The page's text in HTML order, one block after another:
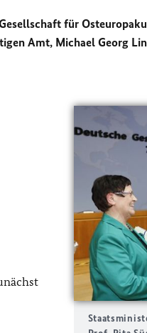
für
Amt, Michael Georg